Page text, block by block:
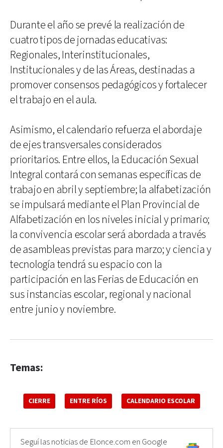
Durante el año se prevé la realización de
cuatro tipos de jornadas educativas:
Regionales, Interinstitucionales,
Institucionales y de las Áreas, destinadas a
promover consensos pedagógicos y fortalecer
el trabajo en el aula.
Asimismo, el calendario refuerza el abordaje
de ejes transversales considerados
prioritarios. Entre ellos, la Educación Sexual
Integral contará con semanas específicas de
trabajo en abril y septiembre; la alfabetización
se impulsará mediante el Plan Provincial de
Alfabetización en los niveles inicial y primario;
la convivencia escolar será abordada a través
de asambleas previstas para marzo; y ciencia y
tecnología tendrá su espacio con la
participación en las Ferias de Educación en
sus instancias escolar, regional y nacional
entre junio y noviembre.
Temas:
CIERRE ENTRE RÍOS CALENDARIO ESCOLAR
Seguí las noticias de Elonce.com en Google